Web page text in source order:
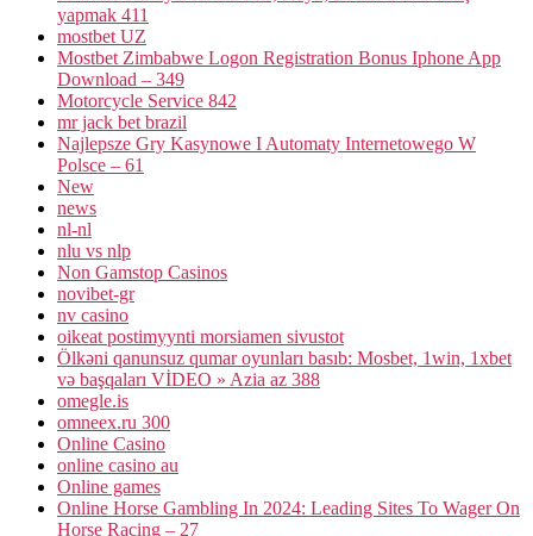
yapmak 411
mostbet UZ
Mostbet Zimbabwe Logon Registration Bonus Iphone App
Download – 349
Motorcycle Service 842
mr jack bet brazil
Najlepsze Gry Kasynowe I Automaty Internetowego W
Polsce – 61
New
news
nl-nl
nlu vs nlp
Non Gamstop Casinos
novibet-gr
nv casino
oikeat postimyynti morsiamen sivustot
Ölkəni qanunsuz qumar oyunları basıb: Mosbet, 1win, 1xbet
və başqaları VİDEO » Azia az 388
omegle.is
omneex.ru 300
Online Casino
online casino au
Online games
Online Horse Gambling In 2024: Leading Sites To Wager On
Horse Racing – 27